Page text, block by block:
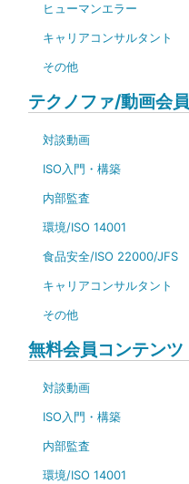
ヒューマンエラー
キャリアコンサルタント
その他
テクノファ/動画会員
対談動画
ISO入門・構築
内部監査
環境/ISO 14001
食品安全/ISO 22000/JFS
キャリアコンサルタント
その他
無料会員コンテンツ
対談動画
ISO入門・構築
内部監査
環境/ISO 14001